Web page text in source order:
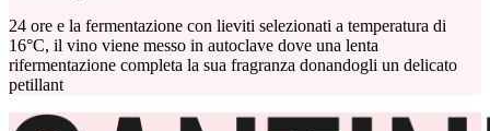
24 ore e la fermentazione con lieviti selezionati a temperatura di
16°C, il vino viene messo in autoclave dove una lenta
rifermentazione completa la sua fragranza donandogli un delicato
petillant